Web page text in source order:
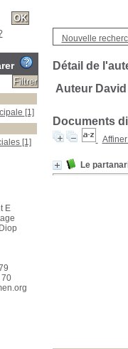
Nouvelle
Détail de
Auteur
Documents
Le
[1]
[1]
E
70